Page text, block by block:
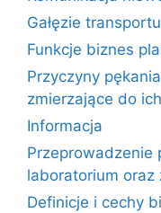
Gałęzie transportu
Funkcje biznes
Przyczyny
zmierzające do
Informacja
Przeprowadzenie
laboratorium
Definicje i cechy